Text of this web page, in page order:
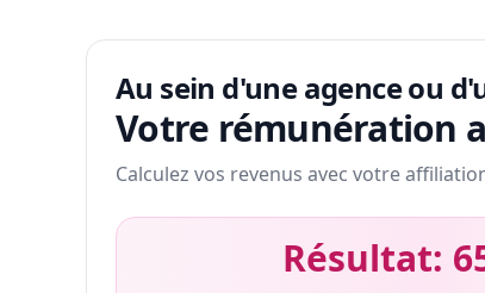
Au sein d'une agence ou
Votre rémunération
Calculez vos revenus avec votre
Résultat: